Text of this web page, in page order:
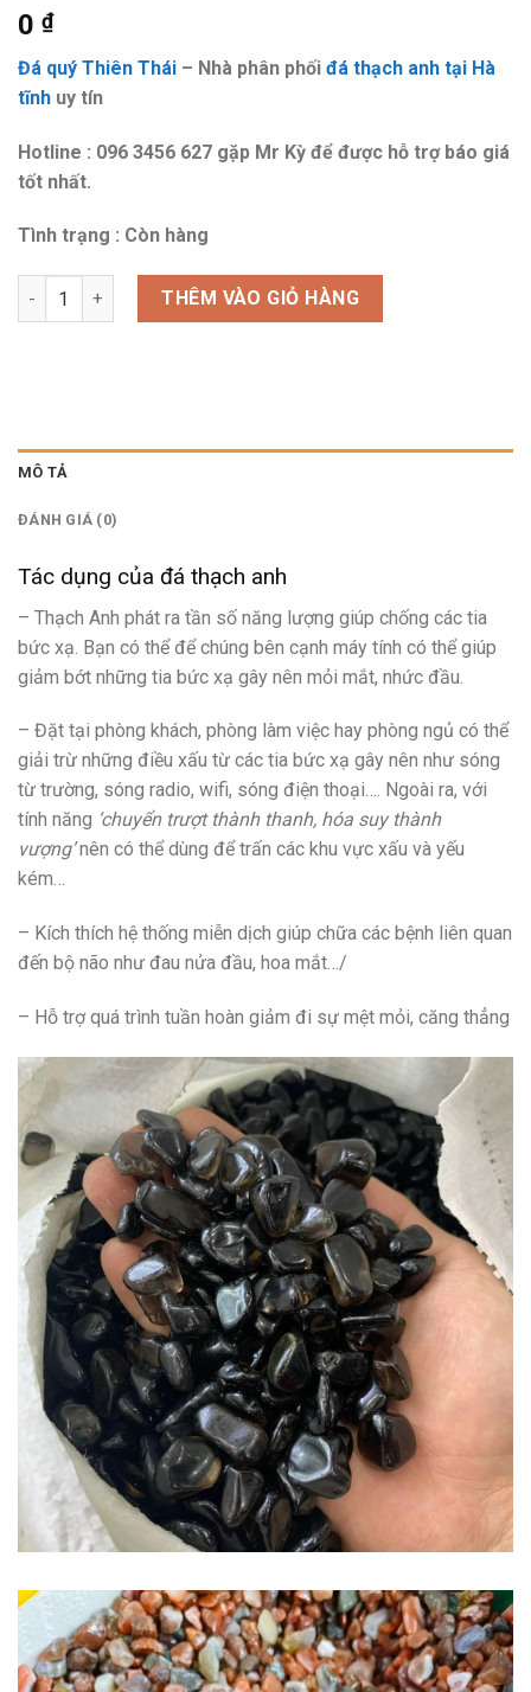
0 ₫
Đá quý Thiên Thái – Nhà phân phối đá thạch anh tại Hà
tĩnh uy tín
Hotline : 096 3456 627 gặp Mr Kỳ để được hỗ trợ báo giá
tốt nhất.
Tình trạng : Còn hàng
Đá thạch anh tại Hà tĩnh số lượng
THÊM VÀO GIỎ HÀNG
MÔ TẢ
ĐÁNH GIÁ (0)
Tác dụng của đá thạch anh
– Thạch Anh phát ra tần số năng lượng giúp chống các tia
bức xạ. Bạn có thể để chúng bên cạnh máy tính có thể giúp
giảm bớt những tia bức xạ gây nên mỏi mắt, nhức đầu.
– Đặt tại phòng khách, phòng làm việc hay phòng ngủ có thể
giải trừ những điều xấu từ các tia bức xạ gây nên như sóng
từ trường, sóng radio, wifi, sóng điện thoại…. Ngoài ra, với
tính năng ‘chuyển trượt thành thanh, hóa suy thành
vượng’nên có thể dùng để trấn các khu vực xấu và yếu
kém…
– Kích thích hệ thống miễn dịch giúp chữa các bệnh liên quan
đến bộ não như đau nửa đầu, hoa mắt…/
– Hỗ trợ quá trình tuần hoàn giảm đi sự mệt mỏi, căng thẳng